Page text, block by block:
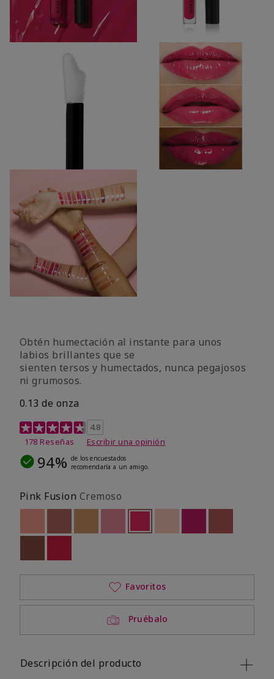
Obtén humectación al instante para unos
labios brillantes que se
sienten tersos y humectados, nunca pegajosos
ni grumosos.
0.13 de onza
Calificación de clientes de 4,8 de 5
4.8
178 Reseñas
Escribir una opinión
94% de los encuestados
recomendaría a un amigo.
Pink Fusion Cremoso
Out of stockOut of stockseleccionado
Out of stock
Pruébalo
Favoritos
Descripción del producto